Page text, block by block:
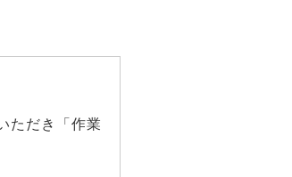
ただき「作業